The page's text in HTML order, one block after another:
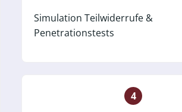
Simulation Teilwiderrufe &
Penetrationstests
4